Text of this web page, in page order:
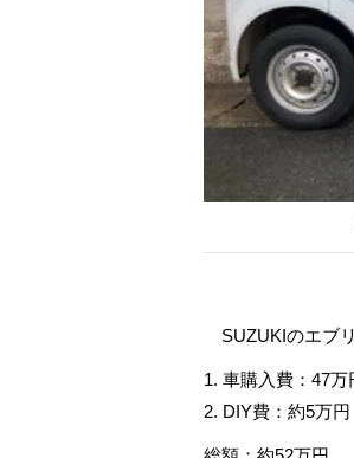
SUZUKIのエブ
1. 車購入費：47万
2. DIY費：約5万円